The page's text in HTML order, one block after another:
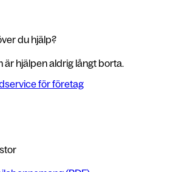
du hjälp?
är hjälpen aldrig långt borta.
för företag